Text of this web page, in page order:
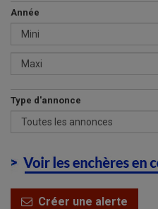
Année
Type d'annonce
Créer une alerte